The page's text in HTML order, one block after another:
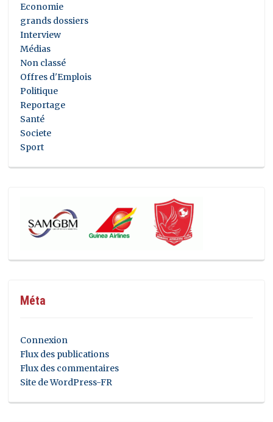
Economie
grands dossiers
Interview
Médias
Non classé
Offres d'Emplois
Politique
Reportage
Santé
Societe
Sport
Méta
Connexion
Flux des publications
Flux des commentaires
Site de WordPress-FR